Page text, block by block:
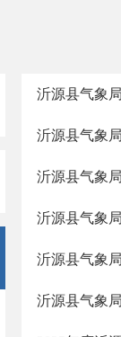
沂源县气象
沂源县气象
沂源县气象
沂源县气象
沂源县气象
沂源县气象